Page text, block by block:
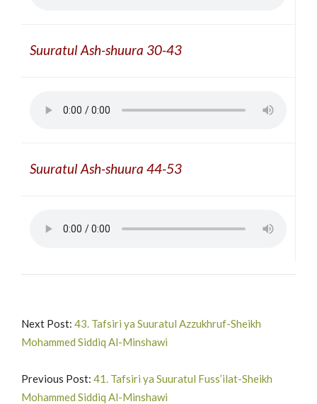
Suuratul Ash-shuura 30-43
Suuratul Ash-shuura 44-53
Next Post: 43. Tafsiri ya Suuratul Azzukhruf-Sheikh
Mohammed Siddiq Al-Minshawi
Previous Post: 41. Tafsiri ya Suuratul Fuss’ilat-Sheikh
Mohammed Siddiq Al-Minshawi